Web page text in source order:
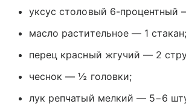
уксус столовый 6-процентный
масло растительное — 1 стакан;
перец красный жгучий — 2
чеснок — ½ головки;
лук репчатый мелкий — 5−6